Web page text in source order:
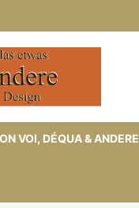
VOI, DÉQUA & ANDERE